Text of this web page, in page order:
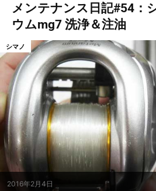
メンテナンス日記#54：
ウムmg7 洗浄＆注油
2016年2月4日
シマノ